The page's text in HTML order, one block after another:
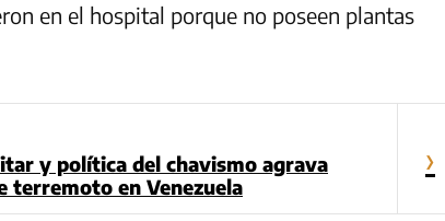
en el hospital porque no poseen plantas
y política del chavismo agrava
terremoto en Venezuela
›